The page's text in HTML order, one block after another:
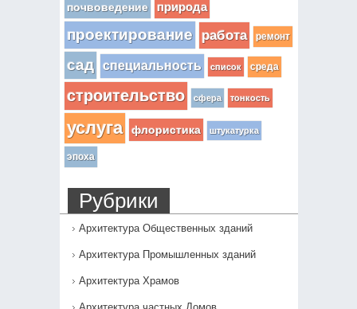
почвоведение природа
проектирование работа ремонт
сад специальность список среда
строительство сфера тонкость
услуга флористика штукатурка
эпоха
Рубрики
Архитектура Общественных зданий
Архитектура Промышленных зданий
Архитектура Храмов